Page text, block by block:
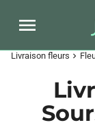
Livraison fleurs chevron_right